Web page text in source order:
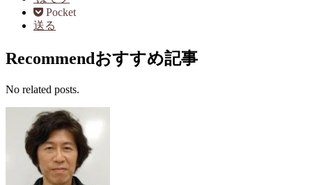
Pocket
送る
Recommendおすすめ記事
No related posts.